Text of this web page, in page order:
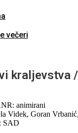
večeri
kraljevstva
animirani
Videk, Goran
SAD